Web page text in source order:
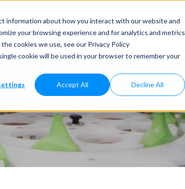
information about how you interact with our website and
your browsing experience and for analytics and metrics
cookies we use, see our Privacy Policy
cookie will be used in your browser to remember your
Accept All Decline All
Casos Prácticos Noticias Servicios